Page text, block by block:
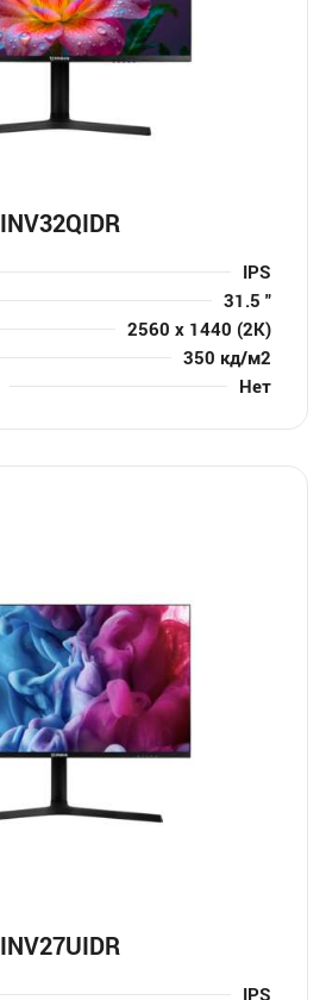
INV32QIDR
IPS
31.5 "
2560 x 1440 (2K)
350 кд/м2
Нет
INV27UIDR
IPS